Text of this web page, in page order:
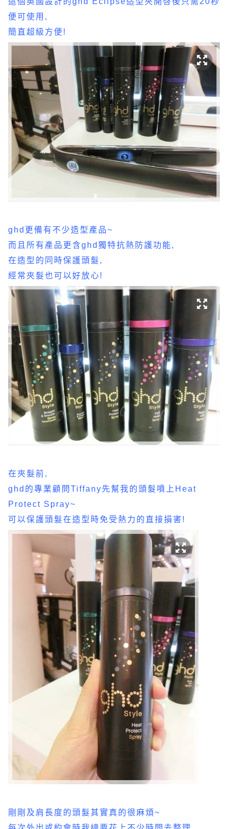
便可使用,
簡直超級方便!
ghd更備有不少造型產品~
而且所有產品更含ghd獨特抗熱防護功能,
在造型的同時保護頭髮,
經常夾髮也可以好放心!
在夾髮前,
ghd的專業顧問Tiffany先幫我的頭髮噴上Heat
Protect Spray~
可以保護頭髮在造型時免受熱力的直接損害!
剛剛及肩長度的頭髮其實真的很麻煩~